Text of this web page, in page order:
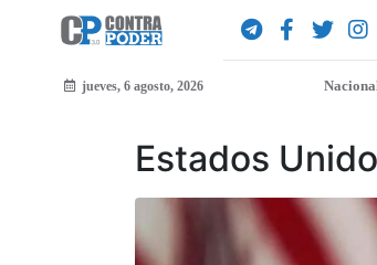
jueves, 6 agosto, 2026
Estados